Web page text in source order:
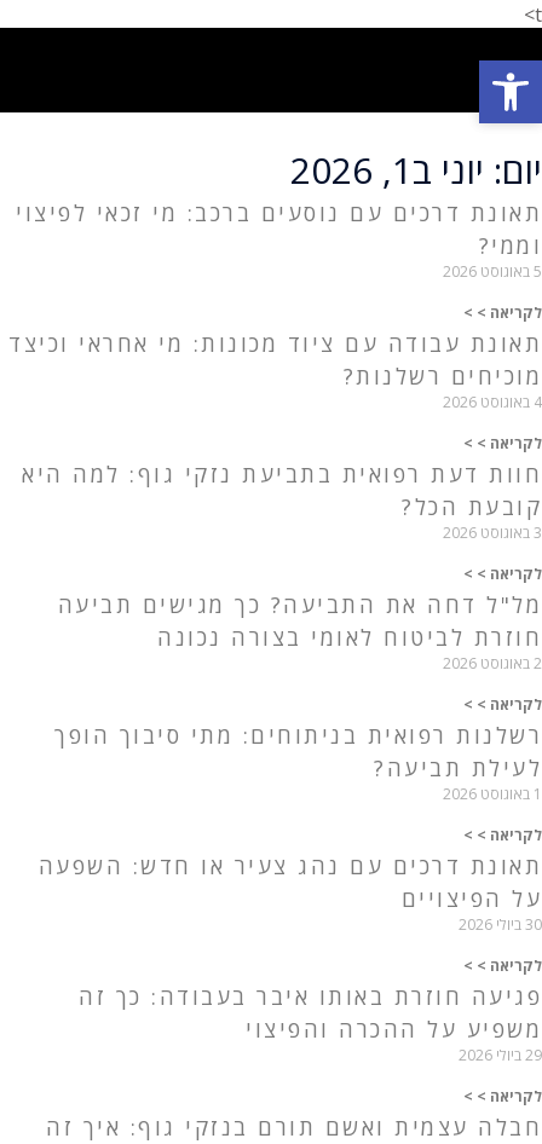
t>
יום: יוני ב1, 2026
תאונת דרכים עם נוסעים ברכב: מי זכאי לפיצוי
וממי?
5 באוגוסט 2026
לקריאה > >
תאונת עבודה עם ציוד מכונות: מי אחראי וכיצד
מוכיחים רשלנות?
4 באוגוסט 2026
לקריאה > >
חוות דעת רפואית בתביעת נזקי גוף: למה היא
קובעת הכל?
3 באוגוסט 2026
לקריאה > >
מל"ל דחה את התביעה? כך מגישים תביעה
חוזרת לביטוח לאומי בצורה נכונה
2 באוגוסט 2026
לקריאה > >
רשלנות רפואית בניתוחים: מתי סיבוך הופך
לעילת תביעה?
1 באוגוסט 2026
לקריאה > >
תאונת דרכים עם נהג צעיר או חדש: השפעה
על הפיצויים
30 ביולי 2026
לקריאה > >
פגיעה חוזרת באותו איבר בעבודה: כך זה
משפיע על ההכרה והפיצוי
29 ביולי 2026
לקריאה > >
חבלה עצמית ואשם תורם בנזקי גוף: איך זה
פתח סרגל נגישות
פתח סרגל נגישות